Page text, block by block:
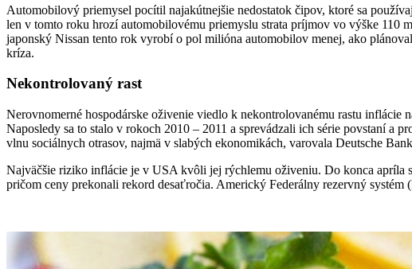
Automobilový priemysel pocítil najakútnejšie nedostatok čipov, ktoré sa
len v tomto roku hrozí automobilovému priemyslu strata príjmov vo výške
japonský Nissan tento rok vyrobí o pol milióna automobilov menej, ako
kríza.
Nekontrolovaný rast
Nerovnomerné hospodárske oživenie viedlo k nekontrolovanému rastu
Naposledy sa to stalo v rokoch 2010 – 2011 a sprevádzali ich série povstaní a
vlnu sociálnych otrasov, najmä v slabých ekonomikách, varovala Deutsche
Najväčšie riziko inflácie je v USA kvôli jej rýchlemu oživeniu. Do konca apríla
pričom ceny prekonali rekord desaťročia. Americký Federálny rezervný